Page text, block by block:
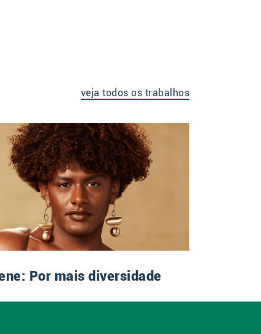
veja todos os trabalhos
Por mais diversidade